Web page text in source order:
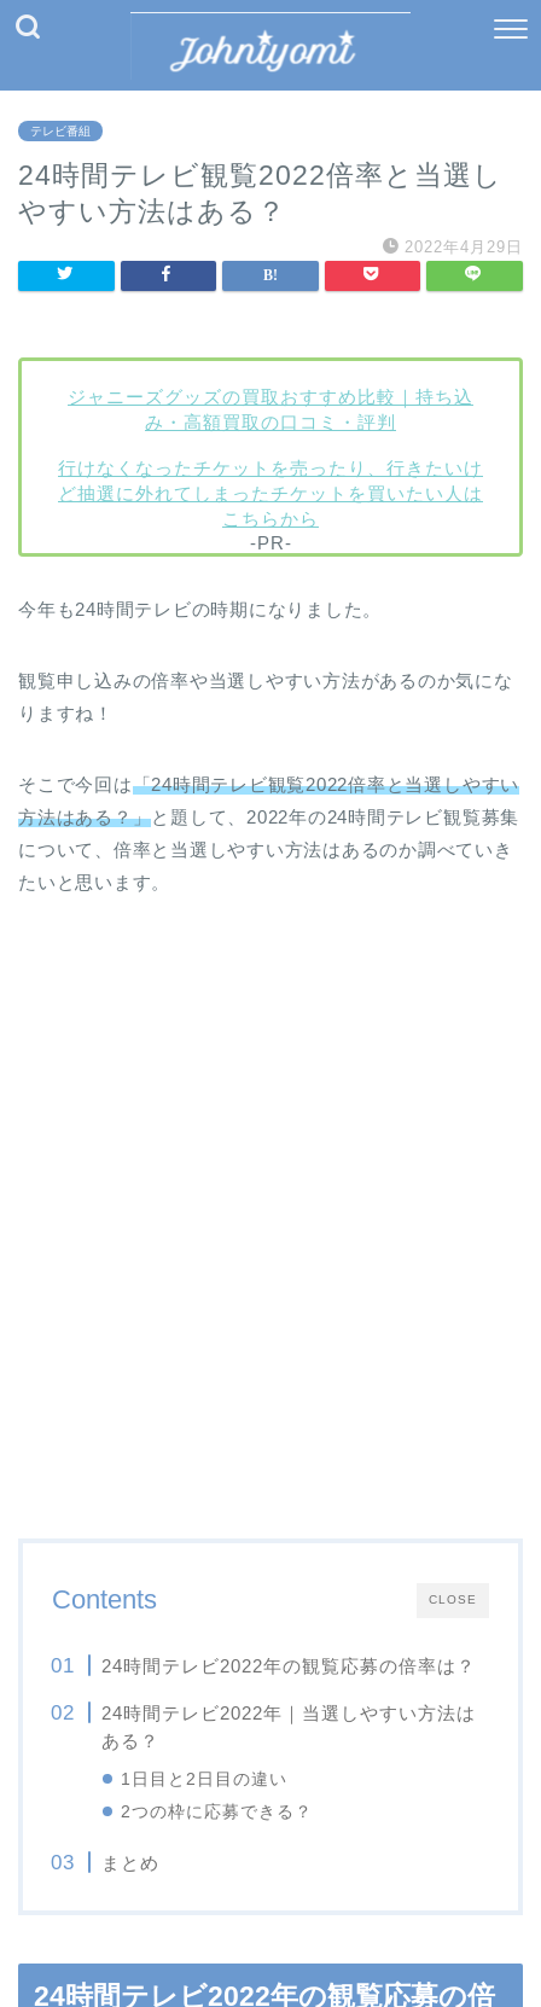
テレビ番組
24時間テレビ観覧2022倍率と当選し
やすい方法はある？
2022年4月29日
ジャニーズグッズの買取おすすめ比較｜持ち込
み・高額買取の口コミ・評判
行けなくなったチケットを売ったり、行きたいけ
ど抽選に外れてしまったチケットを買いたい人は
こちらから
-PR-
今年も24時間テレビの時期になりました。
観覧申し込みの倍率や当選しやすい方法があるのか気にな
りますね！
そこで今回は「24時間テレビ観覧2022倍率と当選しやすい
方法はある？」と題して、2022年の24時間テレビ観覧募集
について、倍率と当選しやすい方法はあるのか調べていき
たいと思います。
CLOSE
Contents
24時間テレビ2022年の観覧応募の倍率は？
24時間テレビ2022年｜当選しやすい方法は
ある？
1日目と2日目の違い
2つの枠に応募できる？
まとめ
24時間テレビ2022年の観覧応募の倍